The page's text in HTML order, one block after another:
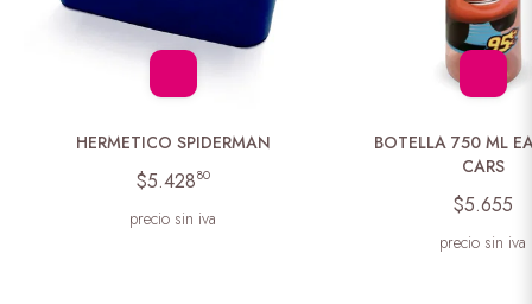
HERMETICO SPIDERMAN
$5.42880
precio sin iva
BOTELLA 750 ML
CARS
$5.655
precio sin iva